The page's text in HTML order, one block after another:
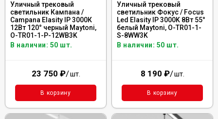
Уличный трековый
светильник Кампана /
Campana Elasity IP 3000К
12Вт 120° черный Maytoni,
O-TR01-1-P-12WB3K
В наличии: 50 шт.
23 750 ₽/шт.
В корзину
Уличный трековый
светильник Фокус / Focus
Led Elasity IP 3000K 8Вт 55°
белый Maytoni, O-TR01-1-
S-8WW3K
В наличии: 50 шт.
8 190 ₽/шт.
В корзину